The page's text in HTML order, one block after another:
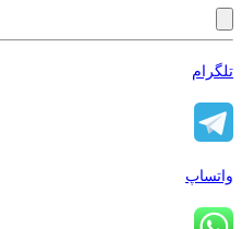
تلگرام
واتساپ